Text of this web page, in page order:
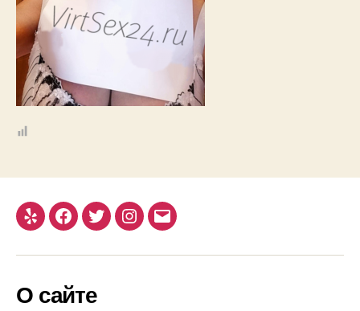
Yelp Facebook
TwitterInstagram
Email
О сайте